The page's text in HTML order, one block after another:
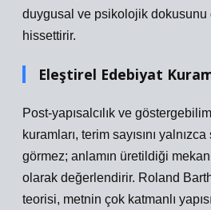
duygusal ve psikolojik dokusunu
hissettirir.
Eleştirel Edebiyat
Post-yapısalcılık ve
kuramları, terim sayısını
görmez; anlamın üretildiği
olarak değerlendirir. Roland
teorisi, metnin çok katmanlı